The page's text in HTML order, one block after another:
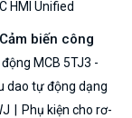
HMI Unified
biến công
MCB 5TJ3 -
dao tự động dạng
Phụ kiện cho rơ-